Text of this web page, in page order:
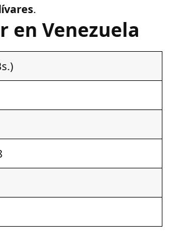
.
en Venezuela